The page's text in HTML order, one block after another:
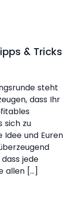
& Tricks
steht
dass Ihr
sich zu
Idee und Euren
jede
allen […]